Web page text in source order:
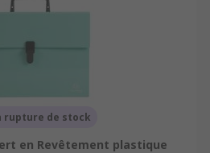
rupture de stock
en Revêtement plastique